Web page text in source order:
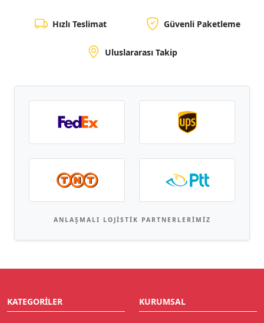
Hızlı Teslimat Güvenli Paketleme
Uluslararası Takip
ANLAŞMALI LOJISTIK PARTNERLERIMIZ
KATEGORILER KURUMSAL